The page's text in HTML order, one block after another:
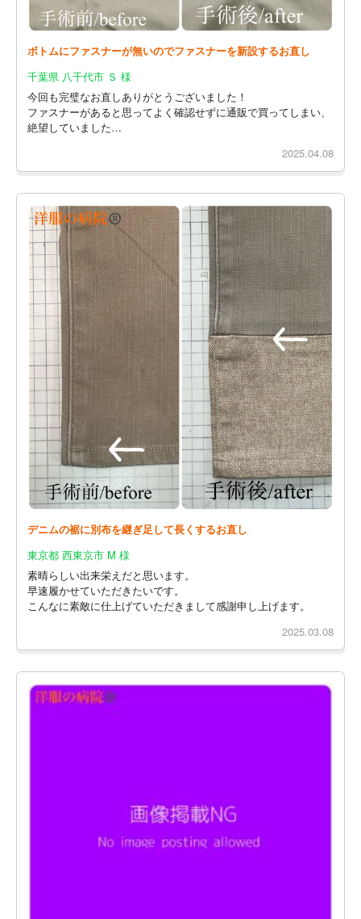
ボトムにファスナーが無いのでファスナーを新設するお直し
千葉県 八千代市 Ｓ 様
今回も完璧なお直しありがとうございました！
ファスナーがあると思ってよく確認せずに通販で買ってしまい、
絶望していました…
2025.04.08
デニムの裾に別布を継ぎ足して長くするお直し
東京都 西東京市 M 様
素晴らしい出来栄えだと思います。
早速履かせていただきたいです。
こんなに素敵に仕上げていただきまして感謝申し上げます。
2025.03.08